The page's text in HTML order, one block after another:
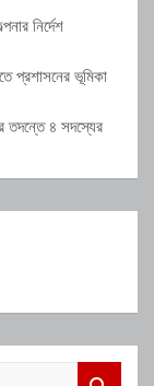
নির্দেশ
প্রশাসনের ভূমিকা
তদন্তে ৪ সদস্যের